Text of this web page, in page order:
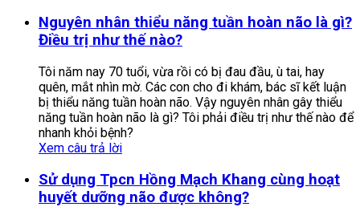
Nguyên nhân thiểu năng tuần hoàn não là gì?
Điều trị như thế nào?
Tôi năm nay 70 tuổi, vừa rồi có bị đau đầu, ù tai, hay
quên, mắt nhìn mờ. Các con cho đi khám, bác sĩ kết luận
bị thiểu năng tuần hoàn não. Vậy nguyên nhân gây thiểu
năng tuần hoàn não là gì? Tôi phải điều trị như thế nào để
nhanh khỏi bệnh?
Xem câu trả lời
Sử dụng Tpcn Hồng Mạch Khang cùng hoạt
huyết dưỡng não được không?